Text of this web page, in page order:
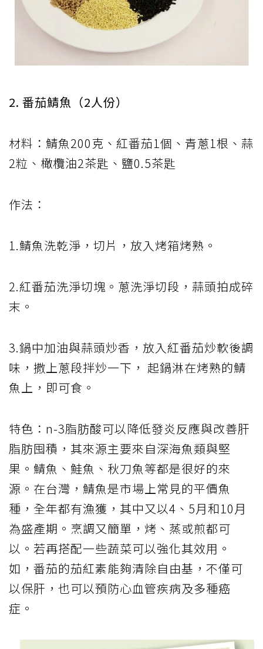
2. 番茄鯖魚（2人份）
材料：鯖魚200克、紅番茄1個、青蔥1根、蒜
2粒、橄欖油2茶匙、鹽0.5茶匙
作法：
1.鯖魚洗乾淨，切片，放入烤箱烤熟。
2.紅番茄洗淨切塊。蔥洗淨切段，蒜頭拍成碎
末。
3.鍋中加油與蒜頭炒香，放入紅番茄炒軟後調
味，撒上蔥段拌炒一下， 起鍋淋在烤熟的鯖
魚上，即可食。
特色：n-3脂肪酸可以降低發炎反應與改善肝
脂肪囤積，其來源主要來自深海魚類與堅
果。鯖魚、鮭魚、秋刀魚等都是很好的來
源。在台灣，鯖魚是市場上常見的平價魚
種，全年都有漁獲，其中又以4、5月和10月
為盛產期。烹調又簡單，烤、蒸或煎都可
以。若再搭配一些蔬菜可以強化其效用。
如，番茄的茄紅素能夠清除自由基，不僅可
以保肝，也可以預防心血管疾病及多種癌
症。